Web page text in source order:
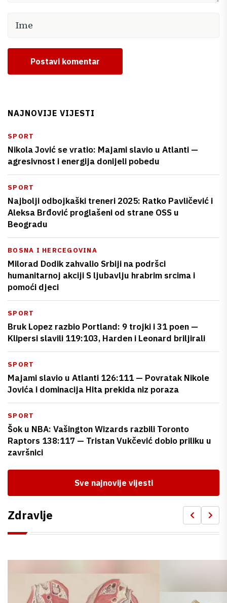
Postavi komentar
NAJNOVIJE VIJESTI
SPORT
Nikola Jović se vratio: Majami slavio u Atlanti —
agresivnost i energija donijeli pobedu
SPORT
Najbolji odbojkaški treneri 2025: Ratko Pavličević i
Aleksa Brđović proglašeni od strane OSS u
Beogradu
BOSNA I HERCEGOVINA
Milorad Dodik zahvalio Srbiji na podršci
humanitarnoj akciji S ljubavlju hrabrim srcima i
pomoći djeci
SPORT
Bruk Lopez razbio Portland: 9 trojki i 31 poen —
Klipersi slavili 119:103, Harden i Leonard briljirali
SPORT
Majami slavio u Atlanti 126:111 — Povratak Nikole
Jovića i dominacija Hita prekida niz poraza
SPORT
Šok u NBA: Vašington Wizards razbili Toronto
Raptors 138:117 — Tristan Vukčević dobio priliku u
završnici
Sve najnovije vijesti
Zdravlje